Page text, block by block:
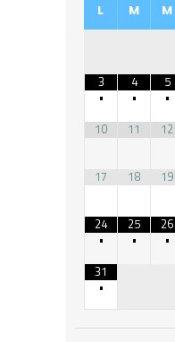
L M M
3
•
4
•
5
•
10 11 12
17
18 19
24
•
25
•
26
•
31
•